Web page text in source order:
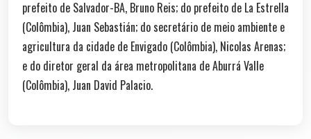
prefeito de Salvador-BA, Bruno Reis; do prefeito de La Estrella
(Colômbia), Juan Sebastián; do secretário de meio ambiente e
agricultura da cidade de Envigado (Colômbia), Nicolas Arenas;
e do diretor geral da área metropolitana de Aburrá Valle
(Colômbia), Juan David Palacio.